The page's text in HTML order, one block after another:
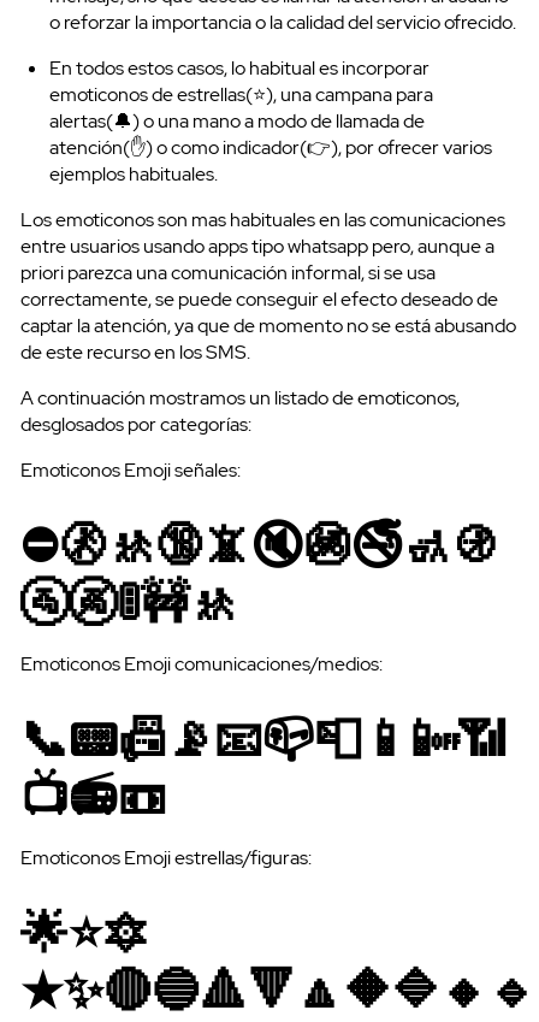
SMS Masivos
SMS API
o reforzar la importancia o la calidad del servicio ofrecido.
En todos estos casos, lo habitual es incorporar
emoticonos de estrellas(⭐), una campana para
alertas(🔔) o una mano a modo de llamada de
atención(✋) o como indicador(👉), por ofrecer varios
ejemplos habituales.
Los emoticonos son mas habituales en las comunicaciones
entre usuarios usando apps tipo whatsapp pero, aunque a
priori parezca una comunicación informal, si se usa
correctamente, se puede conseguir el efecto deseado de
captar la atención, ya que de momento no se está abusando
de este recurso en los SMS.
A continuación mostramos un listado de emoticonos,
desglosados por categorías:
Emoticonos Emoji señales:
⛔🚷🚸🔞📵🔇🚳🚭🚮🚯
🚰🚱🚦🚧🚸
Emoticonos Emoji comunicaciones/medios:
📞📟📠📡📧📪📮📱📴📶
📺📻📼
Emoticonos Emoji estrellas/figuras:
🌟⭐🔯
★✨🔴🔵🔺🔻🔼🔶🔷🔸🔹